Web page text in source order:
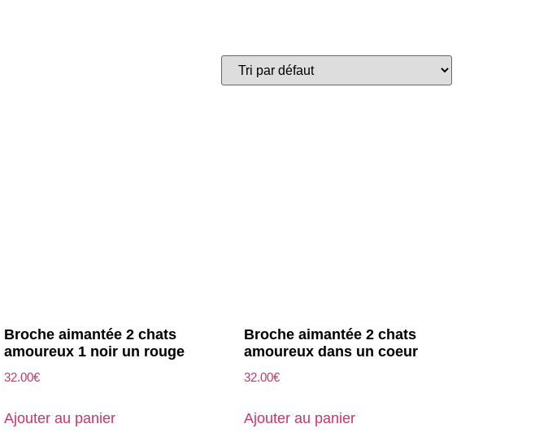
Broche aimantée 2 chats
amoureux 1 noir un rouge
32.00€
Ajouter au panier
Broche aimantée 2 chats
amoureux dans un coeur
32.00€
Ajouter au panier